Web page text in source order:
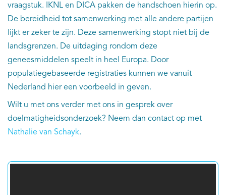
vraagstuk. IKNL en DICA pakken de handschoen hierin op.
De bereidheid tot samenwerking met alle andere partijen
lijkt er zeker te zijn. Deze samenwerking stopt niet bij de
landsgrenzen. De uitdaging rondom deze
geneesmiddelen speelt in heel Europa. Door
populatiegebaseerde registraties kunnen we vanuit
Nederland hier een voorbeeld in geven.
Wilt u met ons verder met ons in gesprek over
doelmatigheidsonderzoek? Neem dan contact op met
Nathalie van Schayk.